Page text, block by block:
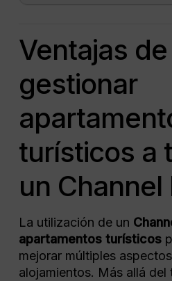
Ventajas de
gestionar
turísticos a
un
La utilización de un
apartamentos turísticos
mejorar múltiples
alojamientos. Más allá del